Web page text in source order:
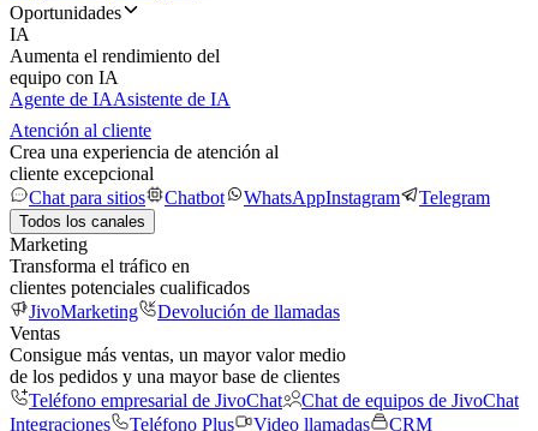
Oportunidades
IA
Aumenta el rendimiento del
equipo con IA
Agente de IAAsistente de IA
Atención al cliente
Crea una experiencia de atención al
cliente excepcional
Chat para sitios
Chatbot WhatsAppInstagram Telegram
Todos los canales
Marketing
Transforma el tráfico en
clientes potenciales cualificados
JivoMarketing
Devolución de llamadas
Ventas
Consigue más ventas, un mayor valor medio
de los pedidos y una mayor base de clientes
Teléfono empresarial de JivoChat
Chat de equipos de JivoChat
Integraciones
Teléfono Plus Video llamadas
CRM